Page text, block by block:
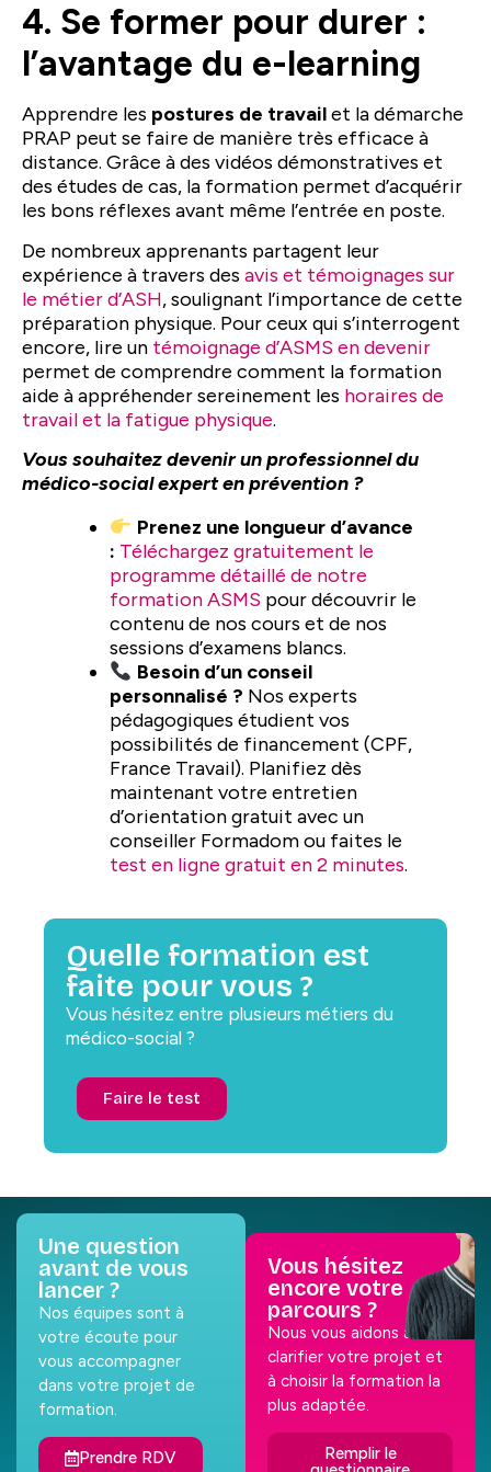
4. Se former pour durer :
l’avantage du e-learning
Apprendre les postures de travailet la démarche
PRAP peut se faire de manière très efficace à
distance. Grâce à des vidéos démonstratives et
des études de cas, la formation permet d’acquérir
les bons réflexes avant même l’entrée en poste.
De nombreux apprenants partagent leur
expérience à travers des avis et témoignages sur
le métier d’ASH, soulignant l’importance de cette
préparation physique. Pour ceux qui s’interrogent
encore, lire un témoignage d’ASMS en devenir
permet de comprendre comment la formation
aide à appréhender sereinement les horaires de
travail et la fatigue physique.
Vous souhaitez devenir un professionnel du
médico-social expert en prévention ?
Prenez une longueur d’avance
: Téléchargez gratuitement le
programme détaillé de notre
formation ASMS pour découvrir le
contenu de nos cours et de nos
sessions d’examens blancs.
Besoin d’un conseil
personnalisé ? Nos experts
pédagogiques étudient vos
possibilités de financement (CPF,
France Travail). Planifiez dès
maintenant votre entretien
d’orientation gratuit avec un
conseiller Formadom ou faites le
test en ligne gratuit en 2 minutes.
Quelle formation est
faite pour vous ?
Vous hésitez entre plusieurs métiers du
médico-social ?
Faire le test
Une question
avant de vous
lancer ?
Nos équipes sont à
votre écoute pour
vous accompagner
dans votre projet de
formation.
Prendre RDV
Vous hésitez
encore votre
parcours ?
Nous vous aidons à
clarifier votre projet et
à choisir la formation la
plus adaptée.
Remplir le